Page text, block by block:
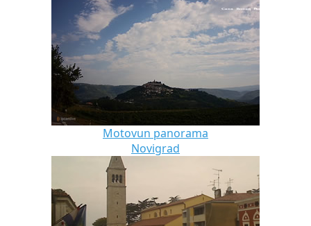
Motovun panorama
Novigrad